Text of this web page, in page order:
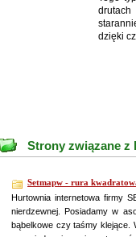
drutach
dzięki
Strony związane z
Setmapw - rura
Hurtownia internetowa firmy
nierdzewnej. Posiadamy w
bąbelkowe czy taśmy klejące.